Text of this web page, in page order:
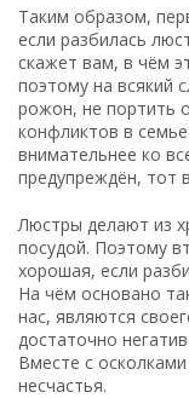
Таким образом,
если разбилась
скажет вам, в чём
поэтому на всякий
рожон, не портить
конфликтов в
внимательнее ко
предупреждён, тот
Люстры делают из
посудой. Поэтому
хорошая, если
На чём основано
нас, являются
достаточно
Вместе с
несчастья.